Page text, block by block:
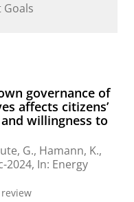
governance of
affects citizens’
willingness to
G., Hamann, K.,
2024, In: Energy